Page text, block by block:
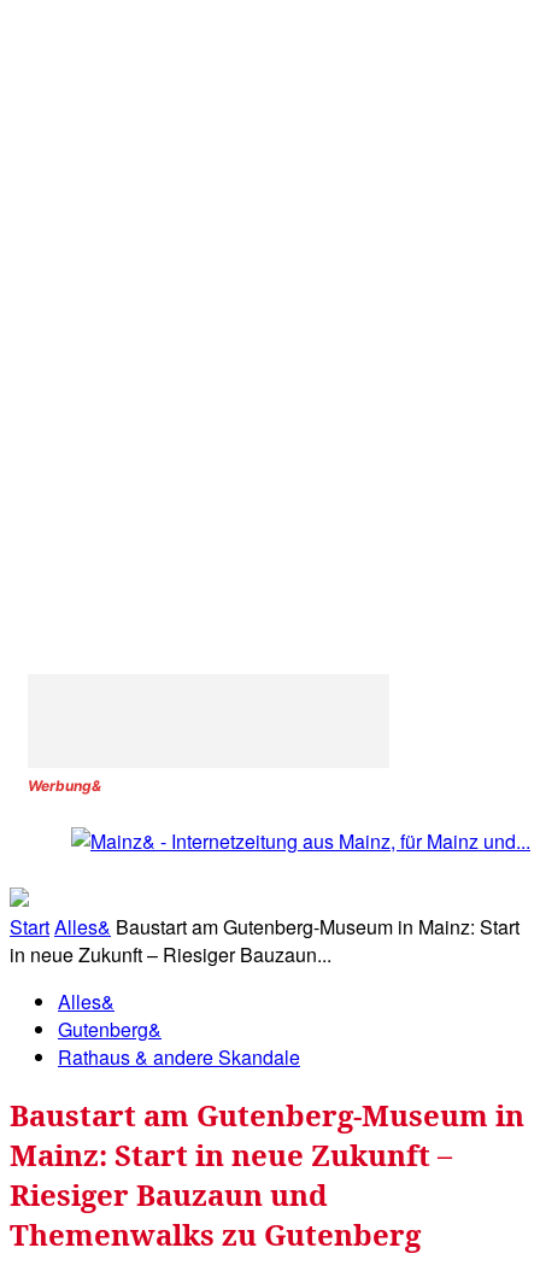
Werbung&
StartAlles& Baustart am Gutenberg-Museum in Mainz: Start
in neue Zukunft – Riesiger Bauzaun...
Alles&
Gutenberg&
Rathaus & andere Skandale
Baustart am Gutenberg-Museum in
Mainz: Start in neue Zukunft –
Riesiger Bauzaun und
Themenwalks zu Gutenberg